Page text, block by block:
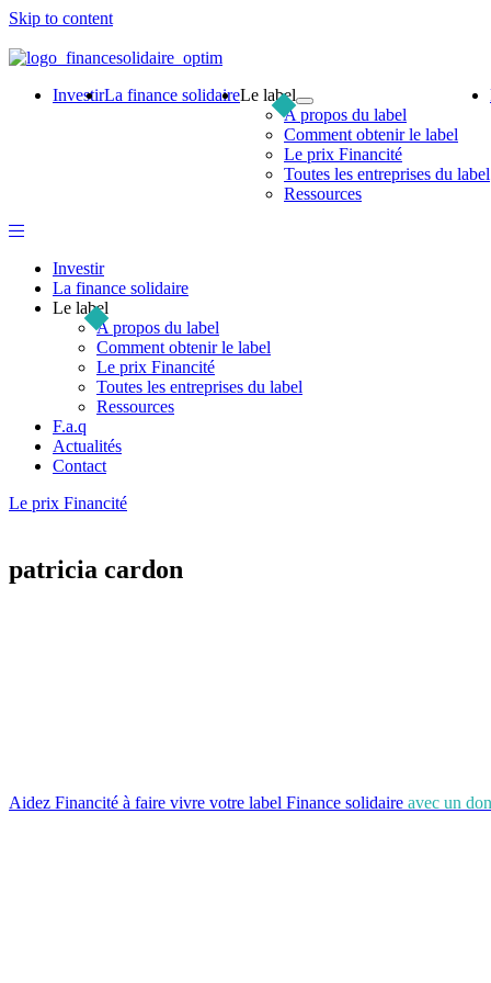
Skip to content
InvestirLa finance solidaireLe label
A propos du label
Comment obtenir le label
Le prix Financité
Toutes les entreprises du label
Ressources
Investir
La finance solidaire
Le label
A propos du label
Comment obtenir le label
Le prix Financité
Toutes les entreprises du label
Ressources
F.a.q
Actualités
Contact
Le prix Financité
patricia cardon
Aidez Financité à faire vivre votre label Finance solidaire avec un